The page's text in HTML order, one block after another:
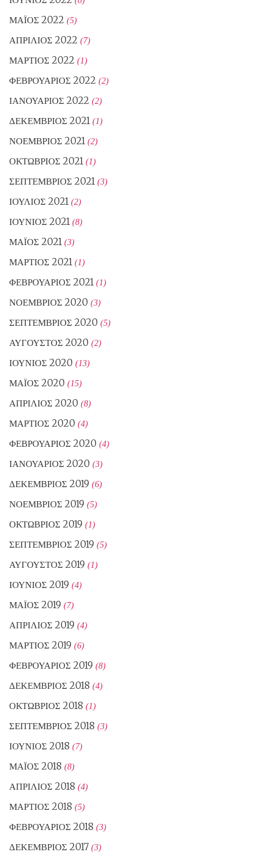
ΜΆΙΟΣ 2022 (5)
ΑΠΡΊΛΙΟΣ 2022 (7)
ΜΆΡΤΙΟΣ 2022 (1)
ΦΕΒΡΟΥΆΡΙΟΣ 2022 (2)
ΙΑΝΟΥΆΡΙΟΣ 2022 (2)
ΔΕΚΈΜΒΡΙΟΣ 2021 (1)
ΝΟΈΜΒΡΙΟΣ 2021 (2)
ΟΚΤΏΒΡΙΟΣ 2021 (1)
ΣΕΠΤΈΜΒΡΙΟΣ 2021 (3)
ΙΟΎΛΙΟΣ 2021 (2)
ΙΟΎΝΙΟΣ 2021 (8)
ΜΆΙΟΣ 2021 (3)
ΜΆΡΤΙΟΣ 2021 (1)
ΦΕΒΡΟΥΆΡΙΟΣ 2021 (1)
ΝΟΈΜΒΡΙΟΣ 2020 (3)
ΣΕΠΤΈΜΒΡΙΟΣ 2020 (5)
ΑΎΓΟΥΣΤΟΣ 2020 (2)
ΙΟΎΝΙΟΣ 2020 (13)
ΜΆΙΟΣ 2020 (15)
ΑΠΡΊΛΙΟΣ 2020 (8)
ΜΆΡΤΙΟΣ 2020 (4)
ΦΕΒΡΟΥΆΡΙΟΣ 2020 (4)
ΙΑΝΟΥΆΡΙΟΣ 2020 (3)
ΔΕΚΈΜΒΡΙΟΣ 2019 (6)
ΝΟΈΜΒΡΙΟΣ 2019 (5)
ΟΚΤΏΒΡΙΟΣ 2019 (1)
ΣΕΠΤΈΜΒΡΙΟΣ 2019 (5)
ΑΎΓΟΥΣΤΟΣ 2019 (1)
ΙΟΎΝΙΟΣ 2019 (4)
ΜΆΙΟΣ 2019 (7)
ΑΠΡΊΛΙΟΣ 2019 (4)
ΜΆΡΤΙΟΣ 2019 (6)
ΦΕΒΡΟΥΆΡΙΟΣ 2019 (8)
ΔΕΚΈΜΒΡΙΟΣ 2018 (4)
ΟΚΤΏΒΡΙΟΣ 2018 (1)
ΣΕΠΤΈΜΒΡΙΟΣ 2018 (3)
ΙΟΎΝΙΟΣ 2018 (7)
ΜΆΙΟΣ 2018 (8)
ΑΠΡΊΛΙΟΣ 2018 (4)
ΜΆΡΤΙΟΣ 2018 (5)
ΦΕΒΡΟΥΆΡΙΟΣ 2018 (3)
ΔΕΚΈΜΒΡΙΟΣ 2017 (3)